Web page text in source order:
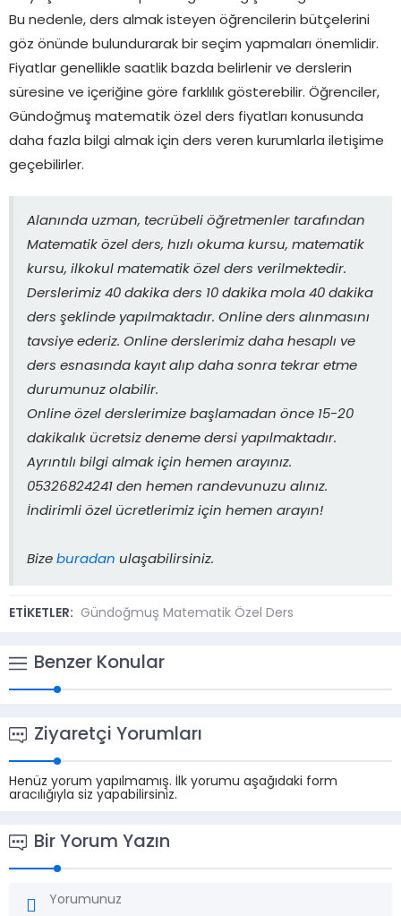
Bu nedenle, ders almak isteyen öğrencilerin bütçelerini
göz önünde bulundurarak bir seçim yapmaları önemlidir.
Fiyatlar genellikle saatlik bazda belirlenir ve derslerin
süresine ve içeriğine göre farklılık gösterebilir. Öğrenciler,
Gündoğmuş matematik özel ders fiyatları konusunda
daha fazla bilgi almak için ders veren kurumlarla iletişime
geçebilirler.
Alanında uzman, tecrübeli öğretmenler tarafından
Matematik özel ders, hızlı okuma kursu, matematik
kursu, ilkokul matematik özel ders verilmektedir.
Derslerimiz 40 dakika ders 10 dakika mola 40 dakika
ders şeklinde yapılmaktadır. Online ders alınmasını
tavsiye ederiz. Online derslerimiz daha hesaplı ve
ders esnasında kayıt alıp daha sonra tekrar etme
durumunuz olabilir.
Online özel derslerimize başlamadan önce 15-20
dakikalık ücretsiz deneme dersi yapılmaktadır.
Ayrıntılı bilgi almak için hemen arayınız.
05326824241 den hemen randevunuzu alınız.
İndirimli özel ücretlerimiz için hemen arayın!
Bize buradan ulaşabilirsiniz.
ETİKETLER: Gündoğmuş Matematik Özel Ders
Benzer Konular
Ziyaretçi Yorumları
Henüz yorum yapılmamış. İlk yorumu aşağıdaki form
aracılığıyla siz yapabilirsiniz.
Bir Yorum Yazın